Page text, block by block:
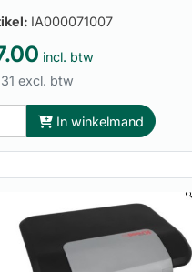
IA000071007
incl. btw
excl. btw
In winkelmand